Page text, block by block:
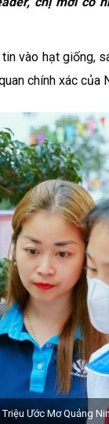
vào hạt giống,
chính xác của
Ước Mơ Quảng